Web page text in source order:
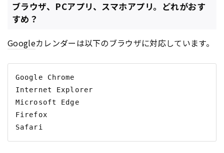
ブラウザ、PCアプリ、スマホアプリ。どれがおす
すめ？
Googleカレンダーは以下のブラウザに対応しています。
Google Chrome
Internet Explorer
Microsoft Edge
Firefox